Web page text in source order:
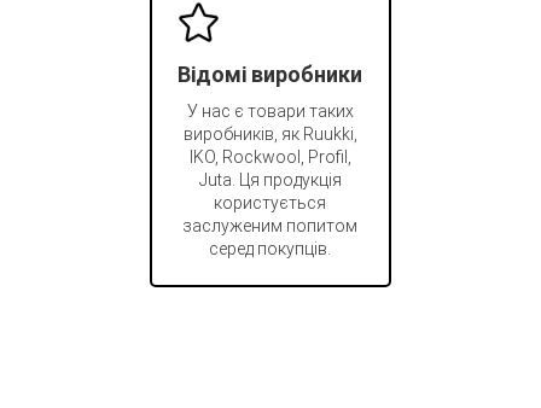
Відомі виробники
У нас є товари таких
виробників, як Ruukki,
IKO, Rockwool, Profil,
Juta. Ця продукція
користується
заслуженим попитом
серед покупців.